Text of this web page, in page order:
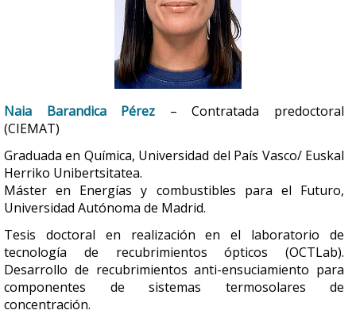
Naia Barandica Pérez – Contratada predoctoral
(CIEMAT)
Graduada en Química, Universidad del País Vasco/ Euskal
Herriko Unibertsitatea.
Máster en Energías y combustibles para el Futuro,
Universidad Autónoma de Madrid.
Tesis doctoral en realización en el laboratorio de
tecnología de recubrimientos ópticos (OCTLab).
Desarrollo de recubrimientos anti-ensuciamiento para
componentes de sistemas termosolares de
concentración.